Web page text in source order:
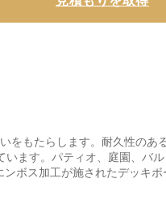
をもたらします。耐久性のあ
ます。パティオ、庭園、バ
ボス加工が施されたデッキ